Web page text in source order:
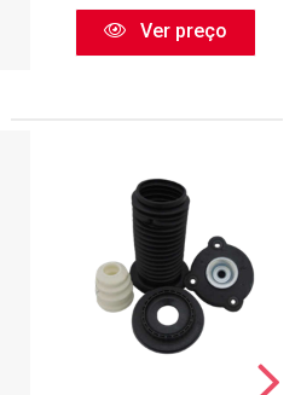
Ver preço